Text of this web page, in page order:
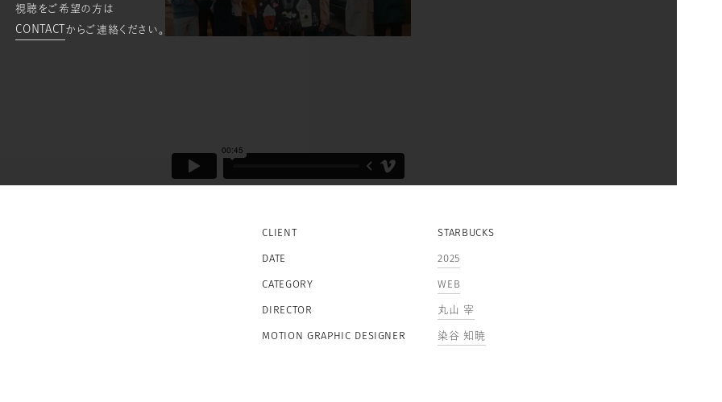
視聴をご希望の方は
CONTACT からご連絡ください。
CLIENT STARBUCKS
DATE 2025
CATEGORY WEB
DIRECTOR 丸山 宰
MOTION GRAPHIC DESIGNER 染谷 知暁